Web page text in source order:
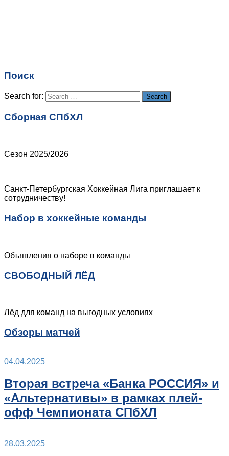
Поиск
Search for: Search
Сборная СПбХЛ
Сезон 2025/2026
Санкт-Петербургская Хоккейная Лига приглашает к
сотрудничеству!
Набор в хоккейные команды
Объявления о наборе в команды
СВОБОДНЫЙ ЛЁД
Лёд для команд на выгодных условиях
Обзоры матчей
04.04.2025
Вторая встреча «Банка РОССИЯ» и
«Альтернативы» в рамках плей-
офф Чемпионата СПбХЛ
28.03.2025